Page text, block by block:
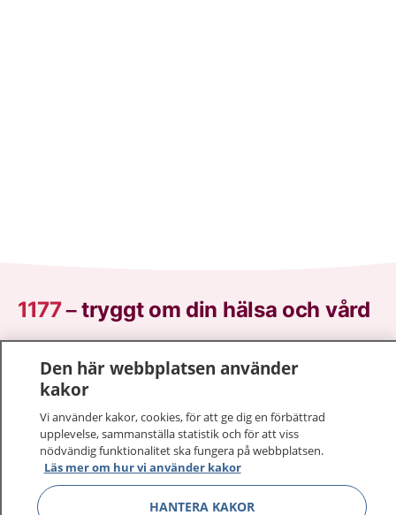
1177–tryggt om din hälsa och vård
sjukdomar och vilka mottagningar du kan kontakta.
Logga in för att läsa din journal och göra dina
vårdärenden. Ring telefonnummer 1177 för
sjukvårdsrådgivning dygnet runt.
1177 ger dig råd när du vill må bättre.
Den här webbplatsen använder
kakor
Vi använder kakor, cookies, för att ge dig en förbättrad
upplevelse, sammanställa statistik och för att viss
nödvändig funktionalitet ska fungera på webbplatsen.
Läs mer om hur vi använder kakor
HANTERA KAKOR